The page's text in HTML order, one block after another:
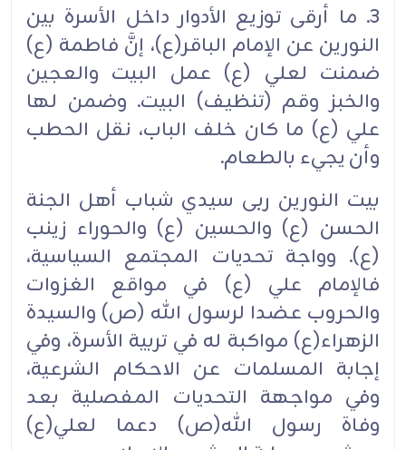
3. ما أرقى توزيع الأدوار داخل الأسرة بين
النورين عن الإمام الباقر(ع)، إنَّ فاطمة (ع)
ضمنت لعلي (ع) عمل البيت والعجين
والخبز وقم (تنظيف) البيت. وضمن لها
علي (ع) ما كان خلف الباب، نقل الحطب
وأن يجيء بالطعام.
بيت النورين ربى سيدي شباب أهل الجنة
الحسن (ع) والحسين (ع) والحوراء زينب
(ع). وواجة تحديات المجتمع السياسية،
فالإمام علي (ع) في مواقع الغزوات
والحروب عضدا لرسول الله (ص) والسيدة
الزهراء(ع) مواكبة له في تربية الأسرة، وفي
إجابة المسلمات عن الاحكام الشرعية،
وفي مواجهة التحديات المفصلية بعد
وفاة رسول الله(ص) دعما لعلي(ع)